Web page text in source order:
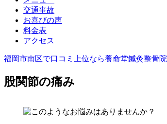
交通事故
お喜びの声
料金表
アクセス
福岡市南区で口コミ上位なら養命堂鍼灸整骨院
股関節の痛み